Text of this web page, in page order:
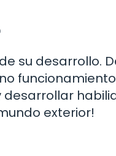
su desarrollo.
exterior!